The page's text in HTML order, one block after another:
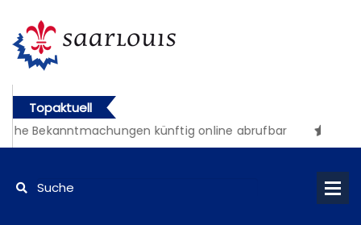
Topaktuell
Bekanntmachungen künftig online abrufbar